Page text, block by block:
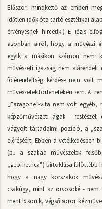
Először: mindkettő az emberi
időtlen idők óta tartó esztétikai
érvényesnek hirdetik.) E tézis
azonban arról, hogy a művészi
egyik a másikon számon nem
művészeti igazság nem
fölérendeltség kérdése nem volt
művészetek történetében sem. A
„Paragone”-vita nem volt
képzőművészeti ágak -
vágyott társadalmi pozíció, a
eléréséért. Ebben a vetélkedésben
(pl. a szabad művészetek
„geometrica”) birtoklása fölöttébb
hogy a nagy korszakok
csakúgy, mint az orvosoké - nem
ment is soruk, végső soron